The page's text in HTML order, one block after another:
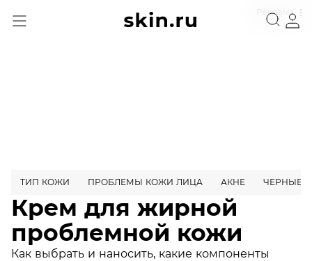
Реклама
ТИП КОЖИ ПРОБЛЕМЫ КОЖИ ЛИЦА АКНЕ ЧЕРНЫЕ
Крем для жирной
проблемной кожи
Как выбрать и наносить, какие компоненты